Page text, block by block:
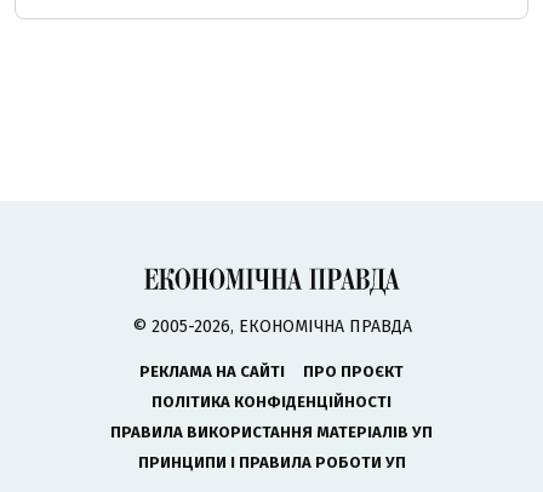
© 2005-2026, ЕКОНОМІЧНА ПРАВДА
РЕКЛАМА НА САЙТІ
ПРО ПРОЄКТ
ПОЛІТИКА КОНФІДЕНЦІЙНОСТІ
ПРАВИЛА ВИКОРИСТАННЯ МАТЕРІАЛІВ УП
ПРИНЦИПИ І ПРАВИЛА РОБОТИ УП